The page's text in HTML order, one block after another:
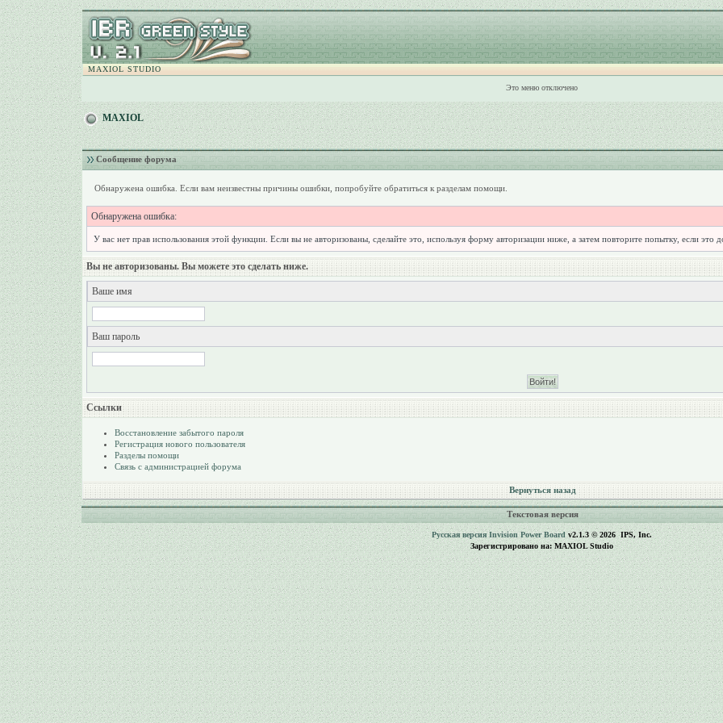
MAXIOL STUDIO
Это меню отключено
MAXIOL
Сообщение форума
Обнаружена ошибка. Если вам неизвестны причины ошибки, попробуйте обратиться к разделам помощи.
Обнаружена ошибка:
У вас нет прав использования этой функции. Если вы не авторизованы, сделайте это, используя форму авторизации ниже, а затем повторите попытку, если это
Вы не авторизованы. Вы можете это сделать ниже.
Ваше имя
Ваш пароль
Ссылки
Восстановление забытого пароля
Регистрация нового пользователя
Разделы помощи
Связь с администрацией форума
Вернуться назад
Текстовая версия
Русская версия Invision Power Boardv2.1.3 © 2026 IPS, Inc.
Зарегистрировано на: MAXIOL Studio